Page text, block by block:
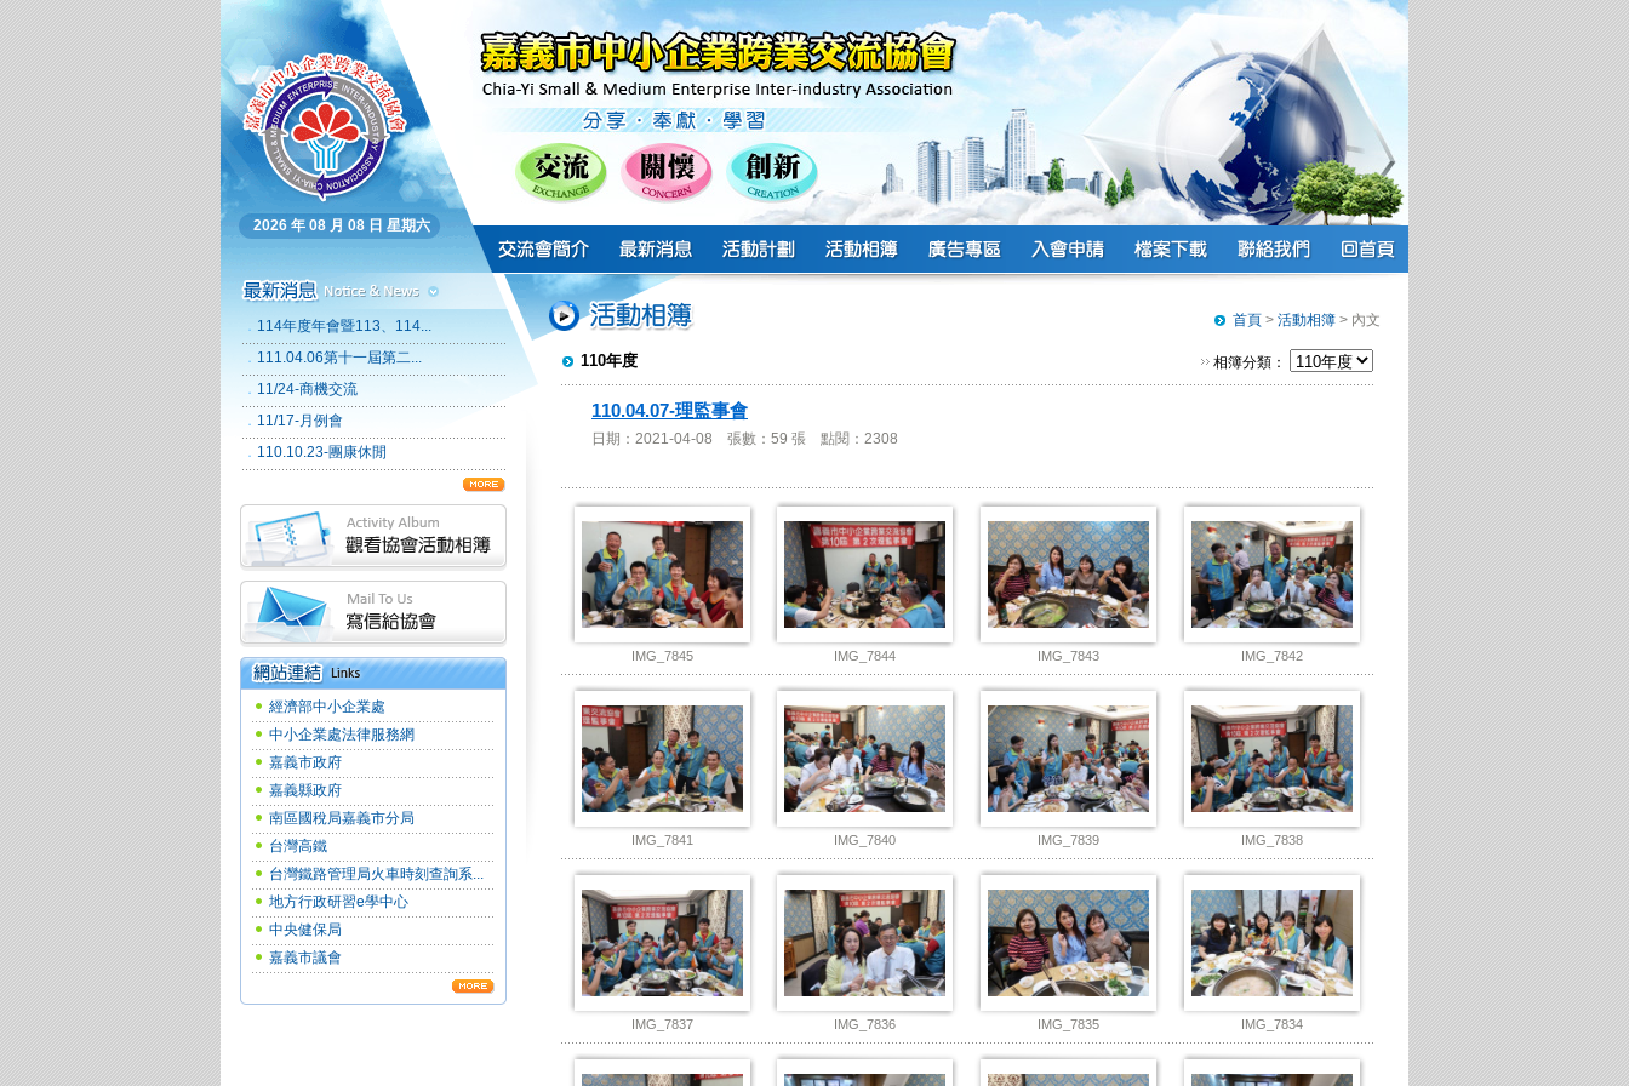
2026 年 08 月 08 日 星期六
． 114年度年會暨113、114...
． 111.04.06第十一屆第二...
． 11/24-商機交流
． 11/17-月例會
． 110.10.23-團康休閒
經濟部中小企業處
中小企業處法律服務網
嘉義市政府
嘉義縣政府
南區國稅局嘉義市分局
台灣高鐵
台灣鐵路管理局火車時刻查詢系...
地方行政研習e學中心
中央健保局
嘉義市議會
首頁 > 活動相簿 > 內文
110年度 相簿分類：
110.04.07-理監事會
日期：2021-04-08 張數：59 張 點閱：2308
IMG_7845 IMG_7844 IMG_7843 IMG_7842
IMG_7841 IMG_7840 IMG_7839 IMG_7838
IMG_7837 IMG_7836 IMG_7835 IMG_7834